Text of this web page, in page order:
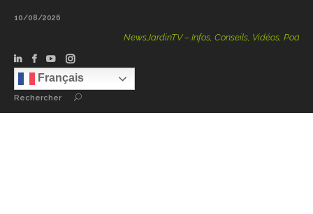
10/08/2026
NewsJardinTV – Infos, Conseils, Vidéos, Podcasts – 100
Français
Rechercher